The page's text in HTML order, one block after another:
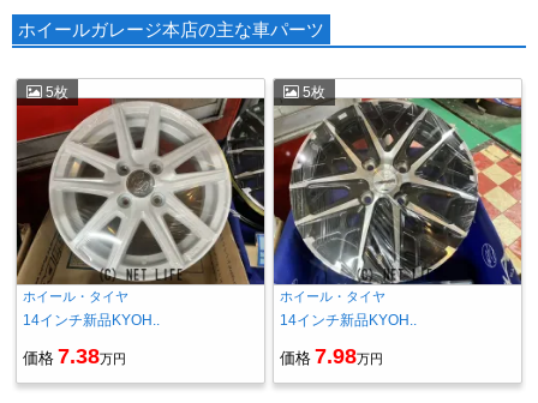
ホイールガレージ本店の主な車パーツ
5枚
ホイール・タイヤ
14インチ新品KYOH..
価格 7.38万円
5枚
ホイール・タイヤ
14インチ新品KYOH..
価格 7.98万円